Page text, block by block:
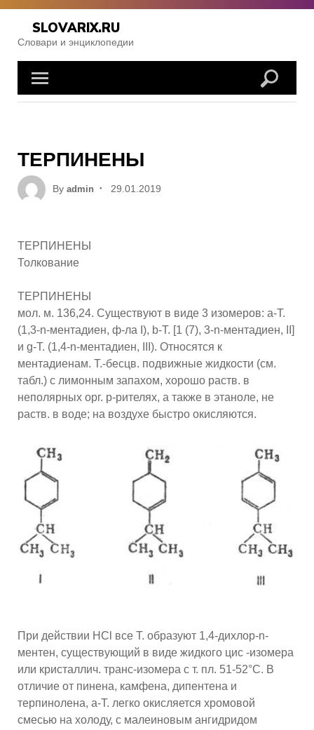
Skip
content
SLOVARIX.RU
Словари и энциклопедии
ТЕРПИНЕНЫ
By admin
Posted
29.01.2019
ТЕРПИНЕНЫ
Толкование
ТЕРПИНЕНЫ
мол. м. 136,24. Существуют в виде 3 изомеров: a-Т.
(1,3-n-ментадиен, ф-ла I), b-T. [1 (7), 3-n-ментадиен, II]
и g-T. (1,4-n-ментадиен, III). Относятся к
ментадиенам. Т.-бесцв. подвижные жидкости (см.
табл.) с лимонным запахом, хорошо раств. в
неполярных орг. р-рителях, а также в этаноле, не
раств. в воде; на воздухе быстро окисляются.
При действии НСl все Т. образуют 1,4-дихлор-n-
ментен, существующий в виде жидкого цис -изомера
или кристаллич. транс-изомера с т. пл. 51-52°С. В
отличие от пинена, камфена, дипентена и
терпинолена, a-Т. легко окисляется хромовой
смесью на холоду, с малеиновым ангидридом